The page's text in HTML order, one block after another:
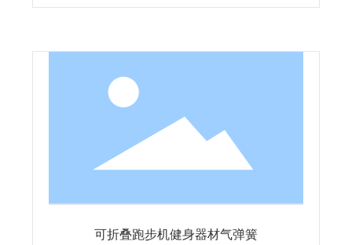
可折叠跑步机健身器材气弹簧